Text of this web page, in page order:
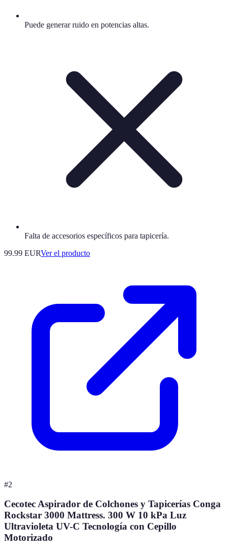
Puede generar ruido en potencias altas.
Falta de accesorios específicos para tapicería.
99.99 EURVer el producto
#2
Cecotec Aspirador de Colchones y Tapicerías Conga
Rockstar 3000 Mattress. 300 W 10 kPa Luz
Ultravioleta UV-C Tecnología con Cepillo
Motorizado